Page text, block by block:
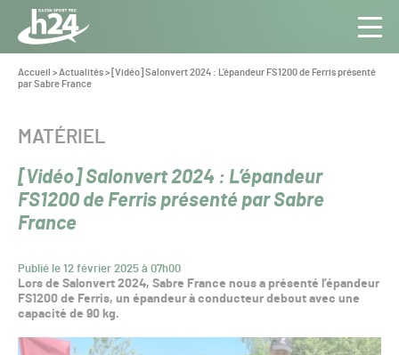
Panneau de gestion des cookies
Aller au contenu
Toute
l’info
du Gazon
Vous
êtes
Accueil >Actualités> [Vidéo] Salonvert 2024 : L’épandeur FS1200 de Ferris présenté
par Sabre France
[Vidéo] Salonvert 2024 : L’épandeur
FS1200 de Ferris présenté par Sabre
France
Publié le 12 février 2025 à 07h00
CATÉGORIE :
MATÉRIEL
Lors de Salonvert 2024, Sabre France nous a présenté l’épandeur
FS1200 de Ferris, un épandeur à conducteur debout avec une
capacité de 90 kg.